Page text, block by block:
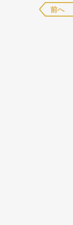
前へ